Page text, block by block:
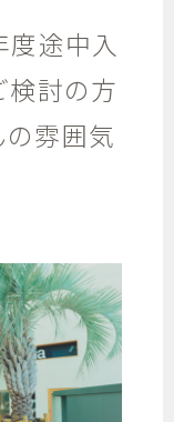
度途中入
検討の方
雰囲気